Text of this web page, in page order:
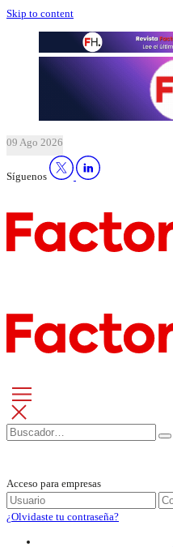
Skip to content
09 Ago 2026
Síguenos
Acceso para empresas
¿Olvidaste tu contraseña?